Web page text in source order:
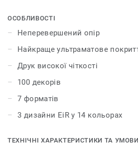
найкращі природні дизайни для
гармонійного інтер'єру. Колекція
було розроблено для приміщень
Покриття витримує великі
забезпечуючи максимальну
ОСОБЛИВОСТІ
Неперевершений опір
Найкраще ультраматове
Друк високої чіткості
100 декорів
7 форматів
3 дизайни EiR у 14 кольорах
ТЕХНІЧНІ ХАРАКТЕРИСТИКИ ТА